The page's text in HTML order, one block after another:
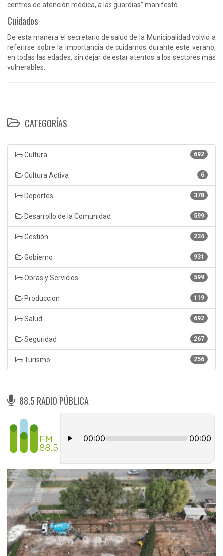
centros de atención médica, a las guardias” manifestó.
Cuidados
De esta manera el secretario de salud de la Municipalidad volvió a
referirse sobre la importancia de cuidarnos durante este verano,
en todas las edades, sin dejar de estar atentos a los sectores más
vulnerables.
CATEGORÍAS
692
Cultura
6
Cultura Activa
378
Deportes
599
Desarrollo de la Comunidad
224
Gestión
931
Gobierno
599
Obras y Servicios
119
Produccion
692
Salud
267
Seguridad
256
Turismo
88.5 RADIO PÚBLICA